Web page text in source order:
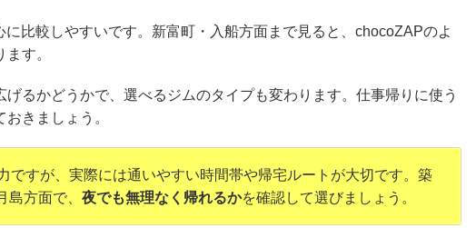
比較しやすいです。新富町・入船方面まで見ると、chocoZAPのよ
す。
るかどうかで、選べるジムのタイプも変わります。仕事帰りに使う
きましょう。
ですが、実際には通いやすい時間帯や帰宅ルートが大切です。築
方面で、 夜でも無理なく帰れるかを確認して選びましょう。